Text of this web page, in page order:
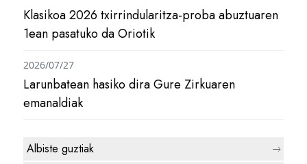
Klasikoa 2026 txirrindularitza-proba abuztuaren
1ean pasatuko da Oriotik
Larunbatean hasiko dira Gure Zirkuaren
emanaldiak
2026/07/27
Albiste guztiak